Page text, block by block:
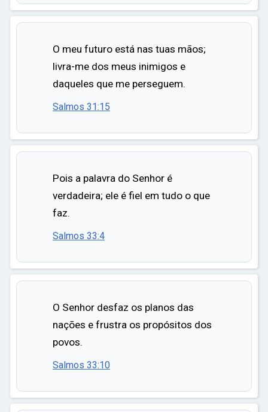
O meu futuro está nas tuas mãos;
livra-me dos meus inimigos e
daqueles que me perseguem.
Salmos 31:15
Pois a palavra do Senhor é
verdadeira; ele é fiel em tudo o que
faz.
Salmos 33:4
O Senhor desfaz os planos das
nações e frustra os propósitos dos
povos.
Salmos 33:10